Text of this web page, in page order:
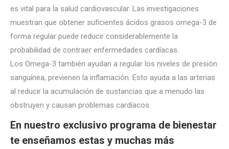
es vital para la salud cardiovascular. Las investigaciones
muestran que obtener suficientes ácidos grasos omega-3 de
forma regular puede reducir considerablemente la
probabilidad de contraer enfermedades cardíacas.
Los Omega-3 también ayudan a regular los niveles de presión
sanguínea, previenen la inflamación. Esto ayuda a las arterias
al reducir la acumulación de sustancias que a menudo las
obstruyen y causan problemas cardíacos.
En nuestro exclusivo programa de bienestar
te enseñamos estas y muchas más